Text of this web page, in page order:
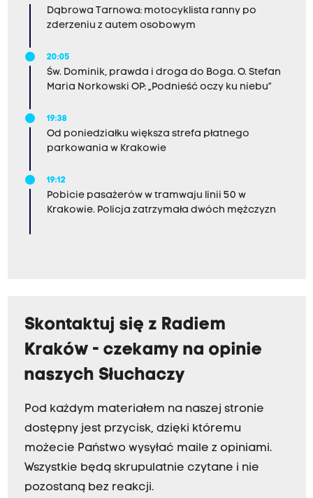
Dąbrowa Tarnowa: motocyklista ranny po
zderzeniu z autem osobowym
20:05
Św. Dominik, prawda i droga do Boga. O. Stefan
Maria Norkowski OP: „Podnieść oczy ku niebu”
19:38
Od poniedziałku większa strefa płatnego
parkowania w Krakowie
19:12
Pobicie pasażerów w tramwaju linii 50 w
Krakowie. Policja zatrzymała dwóch mężczyzn
Skontaktuj się z Radiem
Kraków - czekamy na opinie
naszych Słuchaczy
Pod każdym materiałem na naszej stronie
dostępny jest przycisk, dzięki któremu
możecie Państwo wysyłać maile z opiniami.
Wszystkie będą skrupulatnie czytane i nie
pozostaną bez reakcji.